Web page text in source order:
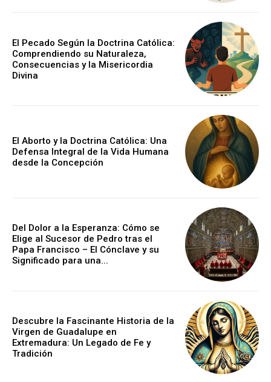
El Pecado Según la Doctrina Católica:
Comprendiendo su Naturaleza,
Consecuencias y la Misericordia
Divina
El Aborto y la Doctrina Católica: Una
Defensa Integral de la Vida Humana
desde la Concepción
Del Dolor a la Esperanza: Cómo se
Elige al Sucesor de Pedro tras el
Papa Francisco – El Cónclave y su
Significado para una...
Descubre la Fascinante Historia de la
Virgen de Guadalupe en
Extremadura: Un Legado de Fe y
Tradición